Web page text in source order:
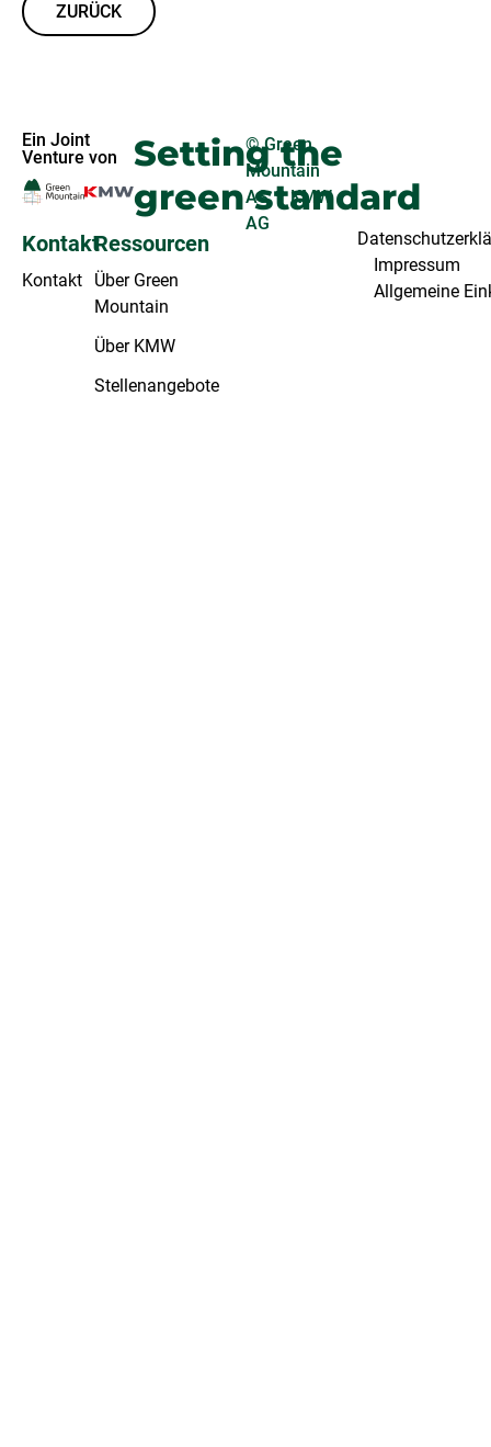
ZURÜCK
Ein Joint
Venture von
Setting the
green standard
Kontakt
Kontakt
Ressourcen
Über Green
Mountain
Über KMW
Stellenangebote
© Green
Mountain
AS | KMW
AG
Impressum
Allgemeine